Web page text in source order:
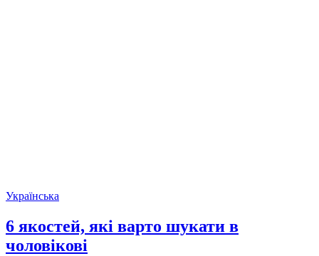
Українська
6 якостей, які варто шукати в
чоловікові